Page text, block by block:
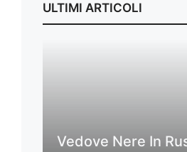
ULTIMI ARTICOLI
Vedove Nere In